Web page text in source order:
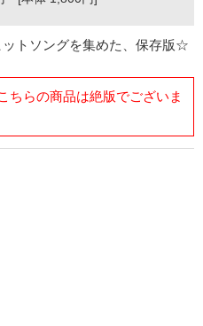
トソングを集めた、保存版☆
らの商品は絶版でございま